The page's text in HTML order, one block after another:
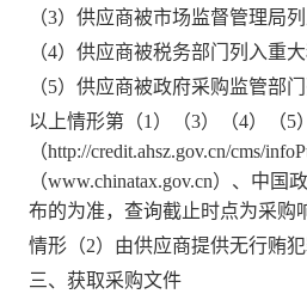
（3）供应商被市场监督管理局
（4）供应商被税务部门列入重
（5）供应商被政府采购监管部
以上情形第（1）（3）（4）（5
（http://credit.ahsz.gov.cn/cms/
（www.chinatax.gov.cn）、中
布的为准，查询截止时点为采购
情形（2）由供应商提供无行贿犯
三、获取采购文件